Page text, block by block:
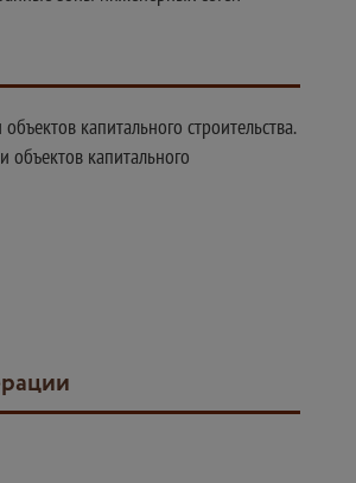
капитального строительства.
объектов капитального